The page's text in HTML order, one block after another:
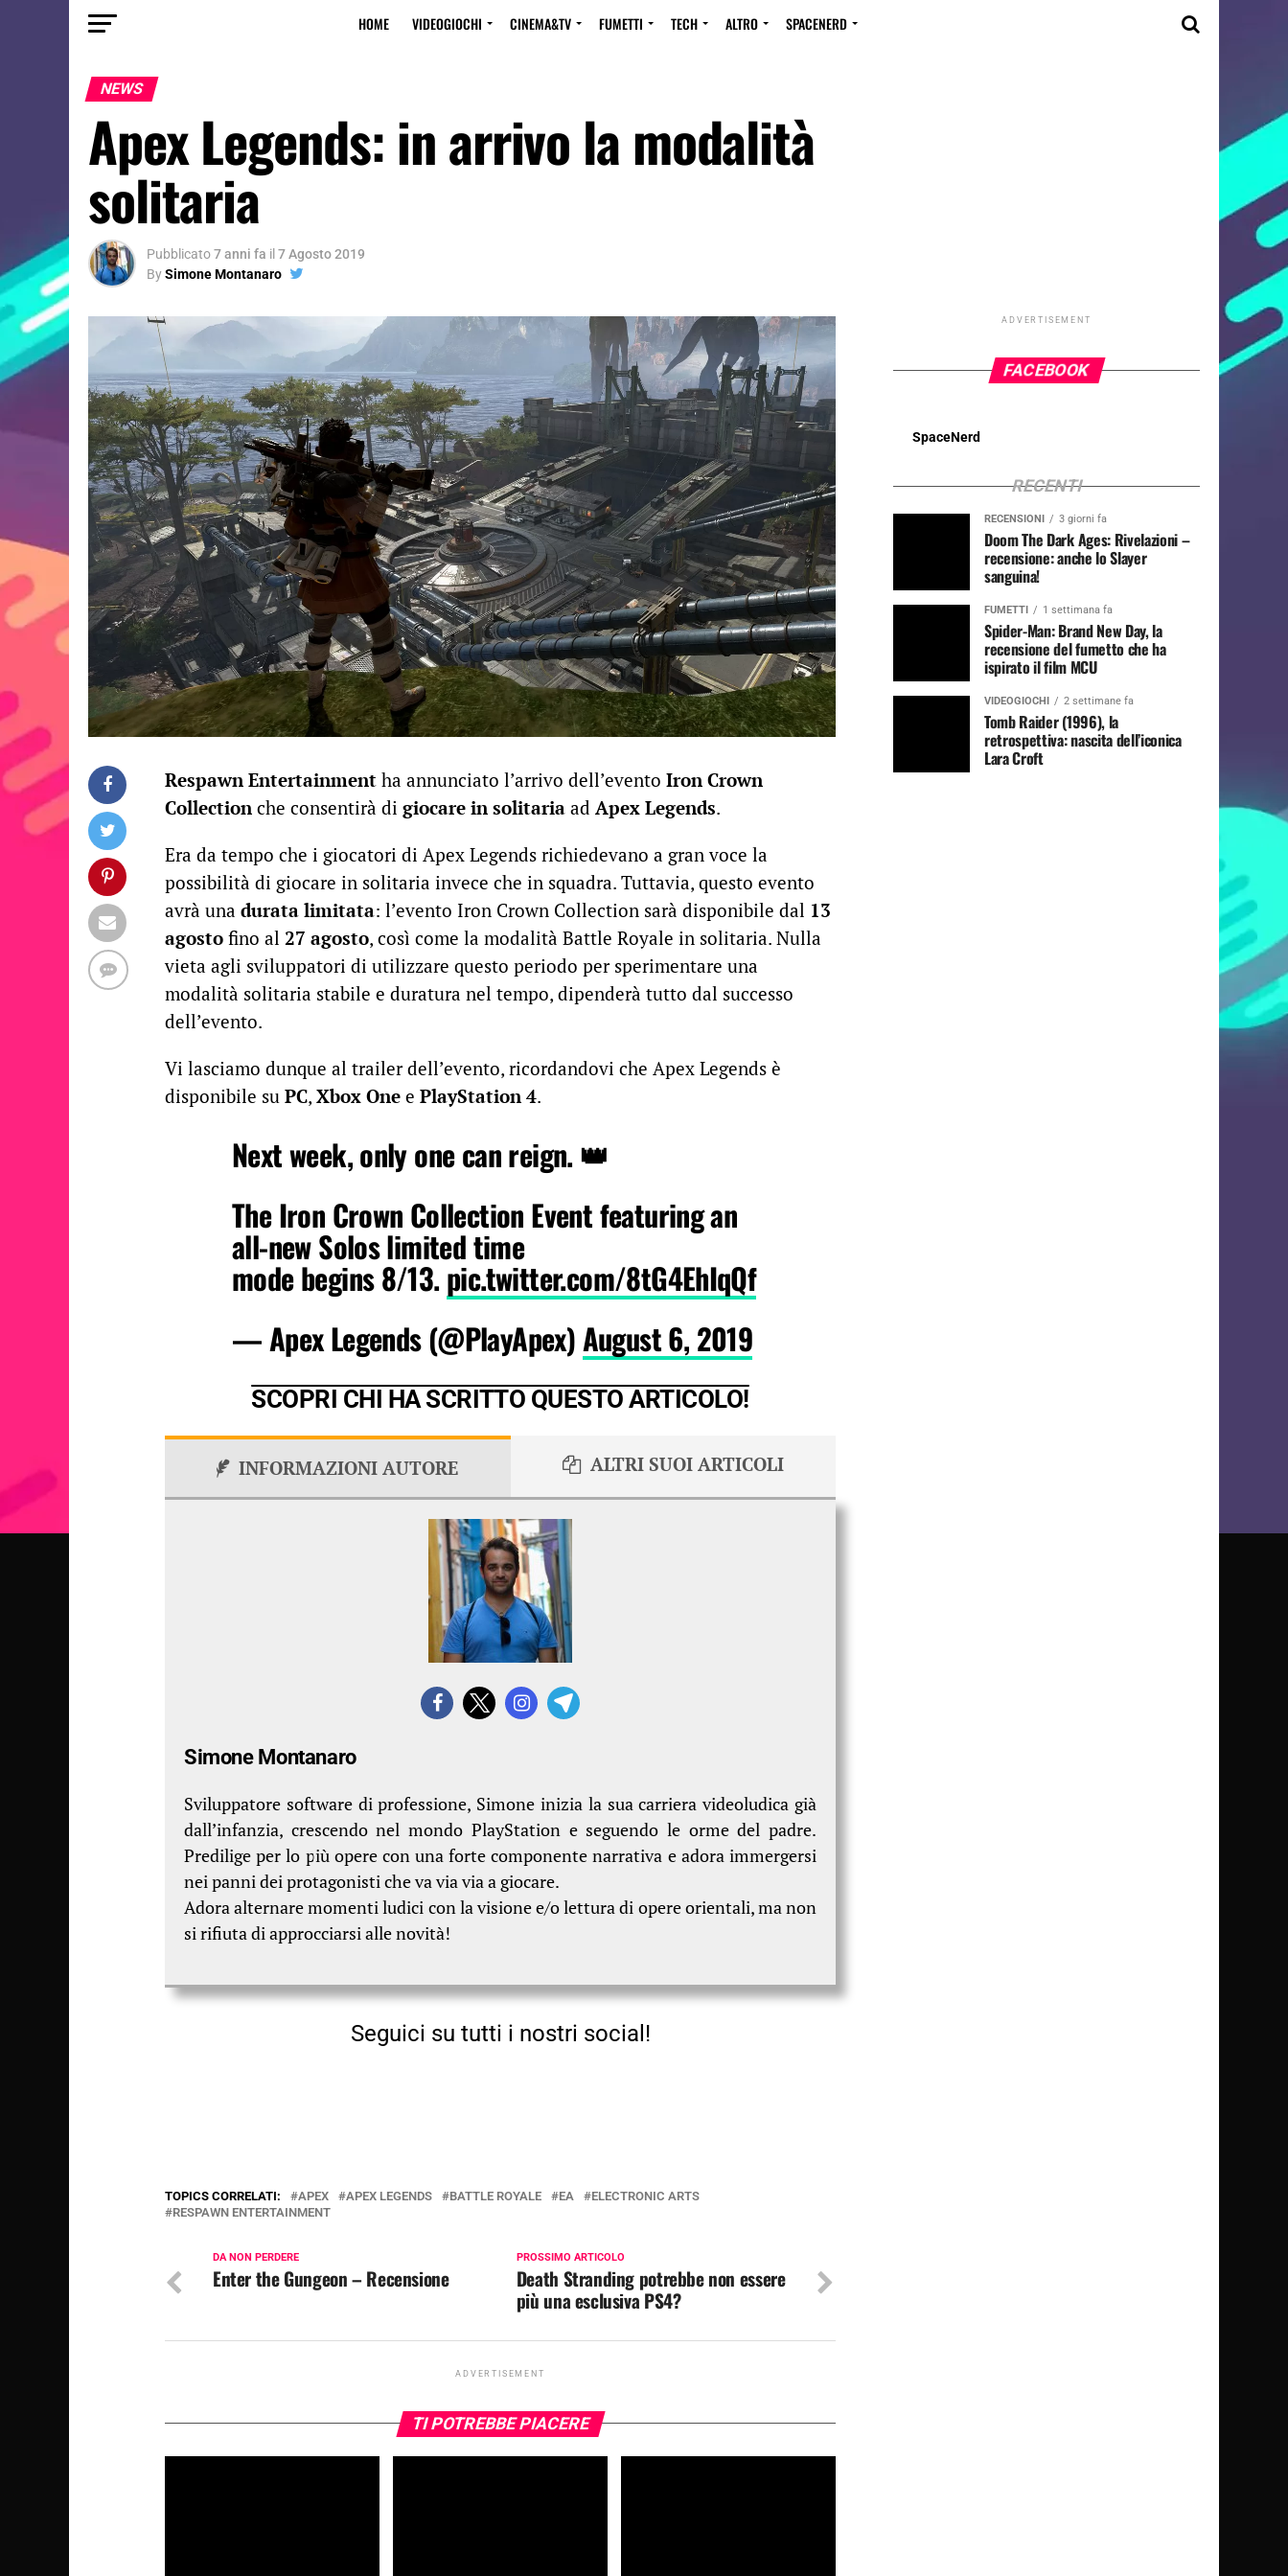
HOME VIDEOGIOCHI CINEMA&TV FUMETTI TECH ALTRO SPACENERD
NEWS
Apex Legends: in arrivo la modalità
solitaria
Pubblicato7 anni fa il 7 Agosto 2019
BySimone Montanaro
Respawn Entertainment ha annunciato l’arrivo dell’evento Iron Crown
Collection che consentirà di giocare in solitaria ad Apex Legends.
Era da tempo che i giocatori di Apex Legends richiedevano a gran voce la
possibilità di giocare in solitaria invece che in squadra. Tuttavia, questo evento
avrà una durata limitata: l’evento Iron Crown Collection sarà disponibile dal 13
agosto fino al 27 agosto, così come la modalità Battle Royale in solitaria. Nulla
vieta agli sviluppatori di utilizzare questo periodo per sperimentare una
modalità solitaria stabile e duratura nel tempo, dipenderà tutto dal successo
dell’evento.
Vi lasciamo dunque al trailer dell’evento, ricordandovi che Apex Legends è
disponibile su PC, Xbox One e PlayStation 4.
Next week, only one can reign. 👑
The Iron Crown Collection Event featuring an
all-new Solos limited time
mode begins 8/13. pic.twitter.com/8tG4EhIqQf
— Apex Legends (@PlayApex) August 6, 2019
SCOPRI CHI HA SCRITTO QUESTO ARTICOLO!
INFORMAZIONI AUTORE ALTRI SUOI ARTICOLI
Simone Montanaro
Sviluppatore software di professione, Simone inizia la sua carriera videoludica già
dall’infanzia, crescendo nel mondo PlayStation e seguendo le orme del padre.
Predilige per lo più opere con una forte componente narrativa e adora immergersi
nei panni dei protagonisti che va via via a giocare.
Adora alternare momenti ludici con la visione e/o lettura di opere orientali, ma non
si rifiuta di approcciarsi alle novità!
Seguici su tutti i nostri social!
TOPICS CORRELATI: APEX APEX LEGENDS BATTLE ROYALE EA
ELECTRONIC ARTS
RESPAWN ENTERTAINMENT
PROSSIMO ARTICOLO
Death Stranding potrebbe non essere
più una esclusiva PS4?
DA NON PERDERE
Enter the Gungeon – Recensione
ADVERTISEMENT
TI POTREBBE PIACERE
ADVERTISEMENT
FACEBOOK
SpaceNerd
RECENTI
RECENSIONI 3 giorni fa
Doom The Dark Ages: Rivelazioni –
recensione: anche lo Slayer
sanguina!
FUMETTI 1 settimana fa
Spider-Man: Brand New Day, la
recensione del fumetto che ha
ispirato il film MCU
VIDEOGIOCHI 2 settimane fa
Tomb Raider (1996), la
retrospettiva: nascita dell’iconica
Lara Croft